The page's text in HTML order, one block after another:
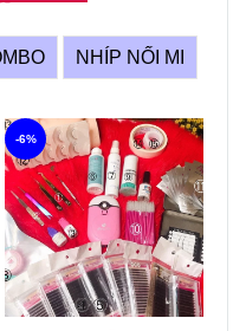
NHÍP NỐI MI
-6%